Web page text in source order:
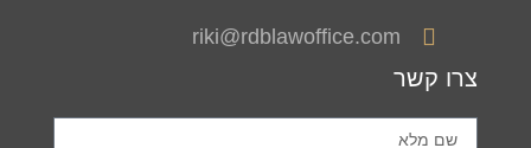
riki@rdblawoffice.com
צרו קשר